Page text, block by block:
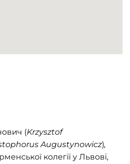
(Krzysztof
Augustynowicz),
колегії у Львові,